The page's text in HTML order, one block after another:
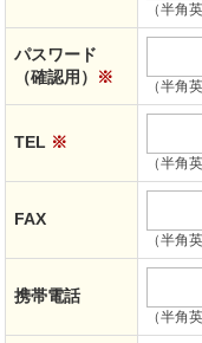
（半角
パスワード
（確認用） ※ （半角
TEL ※
（半角
FAX
（半角
携帯電話
（半角